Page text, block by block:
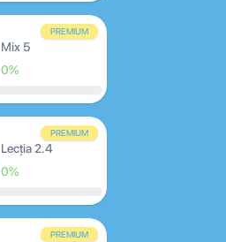
PREMIUM
Mix 5
0%
PREMIUM
Lecția 2.4
0%
PREMIUM